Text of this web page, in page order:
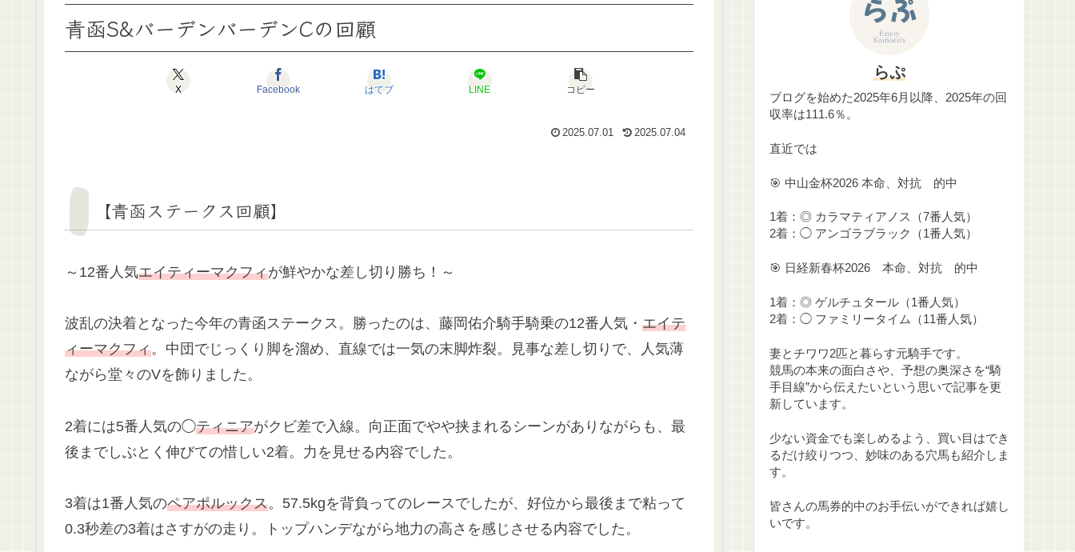
青函S&バーデンバーデンCの回顧
X Facebook はてブ LINE コピー
2025.07.01 2025.07.04
【青函ステークス回顧】
～12番人気エイティーマクフィが鮮やかな差し切り勝ち！～
波乱の決着となった今年の青函ステークス。勝ったのは、藤岡佑介騎手騎乗の12番人気・ エイテ
ィーマクフィ。中団でじっくり脚を溜め、直線では一気の末脚炸裂。見事な差し切りで、人気薄
ながら堂々のVを飾りました。
2着には5番人気の◯ティニアがクビ差で入線。向正面でやや挟まれるシーンがありながらも、最
後までしぶとく伸びての惜しい2着。力を見せる内容でした。
3着は1番人気のペアポルックス。57.5kgを背負ってのレースでしたが、好位から最後まで粘って
0.3秒差の3着はさすがの走り。トップハンデながら地力の高さを感じさせる内容でした。
らぷ
ブログを始めた2025年6月以降、2025年の回
収率は111.6％。
直近では
🎯 中山金杯2026 本命、対抗 的中
1着：◎ カラマティアノス（7番人気）
2着：◯ アンゴラブラック（1番人気）
🎯 日経新春杯2026 本命、対抗 的中
1着：◎ ゲルチュタール（1番人気）
2着：◯ ファミリータイム（11番人気）
妻とチワワ2匹と暮らす元騎手です。
競馬の本来の面白さや、予想の奥深さを“騎
手目線”から伝えたいという思いで記事を更
新しています。
少ない資金でも楽しめるよう、買い目はでき
るだけ絞りつつ、妙味のある穴馬も紹介しま
す。
皆さんの馬券的中のお手伝いができれば嬉し
いです。